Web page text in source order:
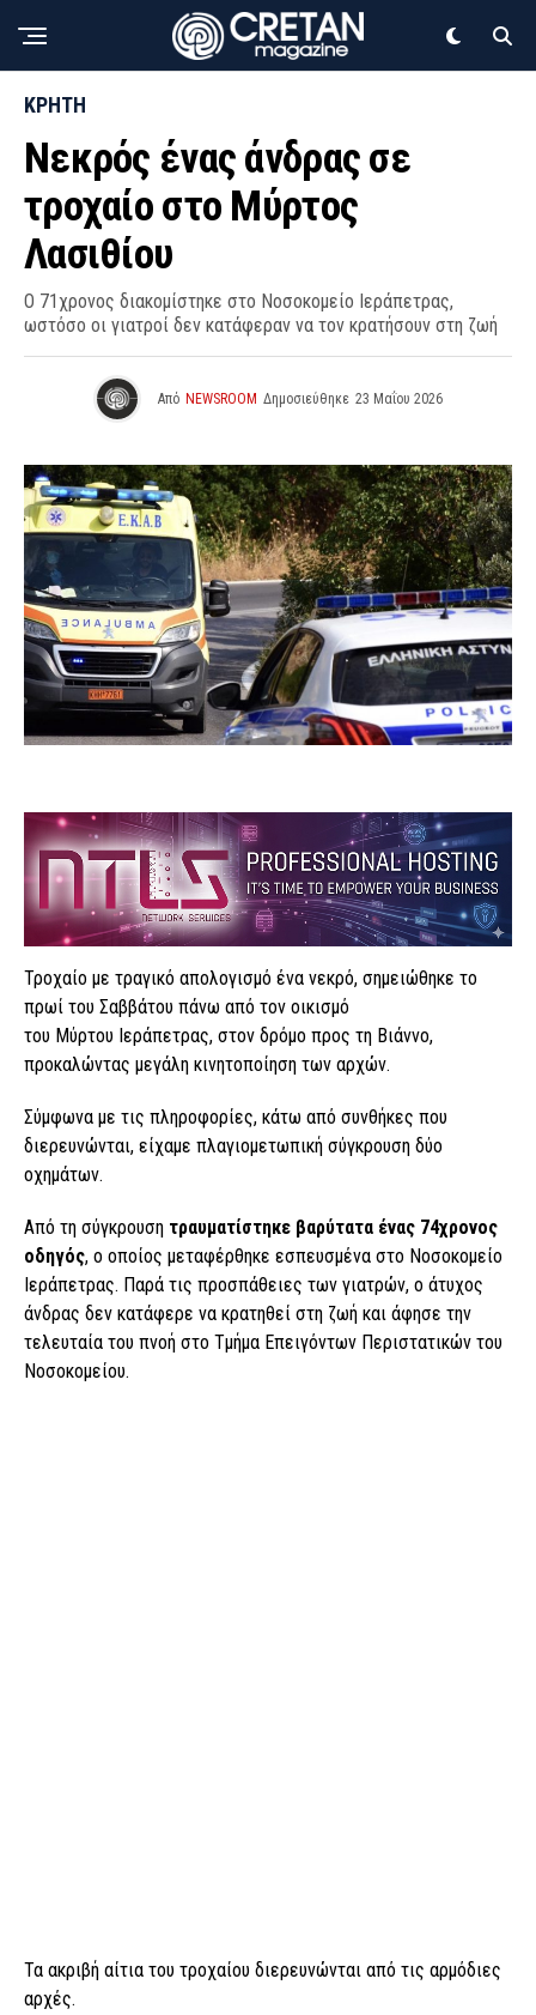
ΚΡΗΤΗ
Νεκρός ένας άνδρας σε
τροχαίο στο Μύρτος
Λασιθίου
Ο 71χρονος διακομίστηκε στο Νοσοκομείο Ιεράπετρας,
ωστόσο οι γιατροί δεν κατάφεραν να τον κρατήσουν στη ζωή
Από NEWSROOM Δημοσιεύθηκε 23 Μαΐου 2026
Τροχαίο με τραγικό απολογισμό ένα νεκρό, σημειώθηκε το
πρωί του Σαββάτου πάνω από τον οικισμό
του Μύρτου Ιεράπετρας, στον δρόμο προς τη Βιάννο,
προκαλώντας μεγάλη κινητοποίηση των αρχών.
Σύμφωνα με τις πληροφορίες, κάτω από συνθήκες που
διερευνώνται, είχαμε πλαγιομετωπική σύγκρουση δύο
οχημάτων.
Από τη σύγκρουση τραυματίστηκε βαρύτατα ένας 74χρονος
οδηγός, ο οποίος μεταφέρθηκε εσπευσμένα στο Νοσοκομείο
Ιεράπετρας. Παρά τις προσπάθειες των γιατρών, ο άτυχος
άνδρας δεν κατάφερε να κρατηθεί στη ζωή και άφησε την
τελευταία του πνοή στο Τμήμα Επειγόντων Περιστατικών του
Νοσοκομείου.
Τα ακριβή αίτια του τροχαίου διερευνώνται από τις αρμόδιες
αρχές.